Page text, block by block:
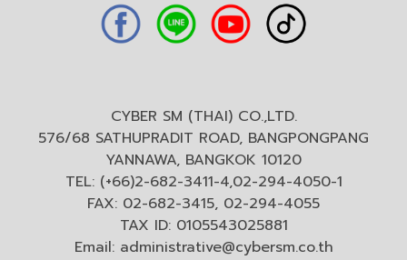
CYBER SM (THAI) CO.,LTD.
576/68 SATHUPRADIT ROAD, BANGPONGPANG
YANNAWA, BANGKOK 10120
TEL: (+66)2-682-3411-4,02-294-4050-1
FAX: 02-682-3415, 02-294-4055
TAX ID: 0105543025881
Email: administrative@cybersm.co.th